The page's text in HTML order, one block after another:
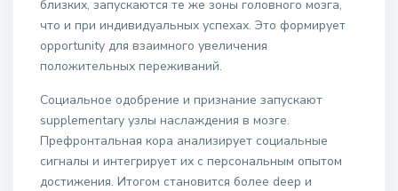
близких, запускаются те же зоны головного мозга,
что и при индивидуальных успехах. Это формирует
opportunity для взаимного увеличения
положительных переживаний.
Социальное одобрение и признание запускают
supplementary узлы наслаждения в мозге.
Префронтальная кора анализирует социальные
сигналы и интегрирует их с персональным опытом
достижения. Итогом становится более deep и